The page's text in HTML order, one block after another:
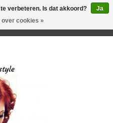
verbeteren. Is dat akkoord?
Ja
over cookies »